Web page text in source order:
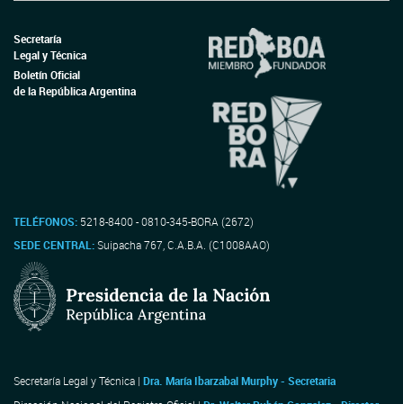
Secretaría
Legal y Técnica
Boletín Oficial
de la República Argentina
TELÉFONOS: 5218-8400 - 0810-345-BORA (2672)
SEDE CENTRAL:Suipacha 767, C.A.B.A. (C1008AAO)
Secretaría Legal y Técnica | Dra. María Ibarzabal Murphy - Secretaria